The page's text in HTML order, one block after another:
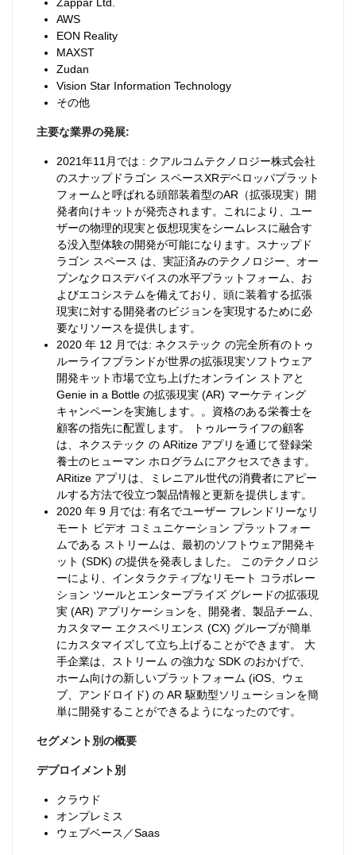
AWS
EON Reality
MAXST
Zudan
Vision Star Information Technology
その他
主要な業界の発展:
2021年11月では : クアルコムテクノロジー株式会社
のスナップドラゴン スペースXRデベロッパプラット
フォームと呼ばれる頭部装着型のAR（拡張現実）開
発者向けキットが発売されます。これにより、ユー
ザーの物理的現実と仮想現実をシームレスに融合す
る没入型体験の開発が可能になります。スナップド
ラゴン スペース は、実証済みのテクノロジー、オー
プンなクロスデバイスの水平プラットフォーム、お
よびエコシステムを備えており、頭に装着する拡張
現実に対する開発者のビジョンを実現するために必
要なリソースを提供します。
2020 年 12 月では: ネクステック の完全所有のトゥ
ルーライフブランドが世界の拡張現実ソフトウェア
開発キット市場で立ち上げたオンライン ストアと
Genie in a Bottle の拡張現実 (AR) マーケティング
キャンペーンを実施します。。資格のある栄養士を
顧客の指先に配置します。 トゥルーライフの顧客
は、ネクステック の ARitize アプリを通じて登録栄
養士のヒューマン ホログラムにアクセスできます。
ARitize アプリは、ミレニアル世代の消費者にアピー
ルする方法で役立つ製品情報と更新を提供します。
2020 年 9 月では: 有名でユーザー フレンドリーなリ
モート ビデオ コミュニケーション プラットフォー
ムである ストリームは、最初のソフトウェア開発キ
ット (SDK) の提供を発表しました。 このテクノロジ
ーにより、インタラクティブなリモート コラボレー
ション ツールとエンタープライズ グレードの拡張現
実 (AR) アプリケーションを、開発者、製品チーム、
カスタマー エクスペリエンス (CX) グループが簡単
にカスタマイズして立ち上げることができます。 大
手企業は、ストリーム の強力な SDK のおかげで、
ホーム向けの新しいプラットフォーム (iOS、ウェ
ブ、アンドロイド) の AR 駆動型ソリューションを簡
単に開発することができるようになったのです。
セグメント別の概要
デプロイメント別
クラウド
オンプレミス
ウェブベース／Saas